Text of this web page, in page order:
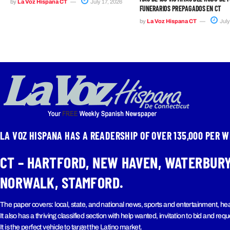
by La Voz Hispana CT July 17, 2026
FUNERARIOS PREPAGADOS EN CT
byLa Voz Hispana CT
LA VOZ HISPANA HAS A READERSHIP OF OVER 135,000 PER
CT – HARTFORD, NEW HAVEN,
NORWALK, STAMFORD.
The paper covers: local, state, and national news, sports and entertainment,
It also has a thriving classified section with help wanted, invitation to bid and
It is the perfect vehicle to target the Latino market.